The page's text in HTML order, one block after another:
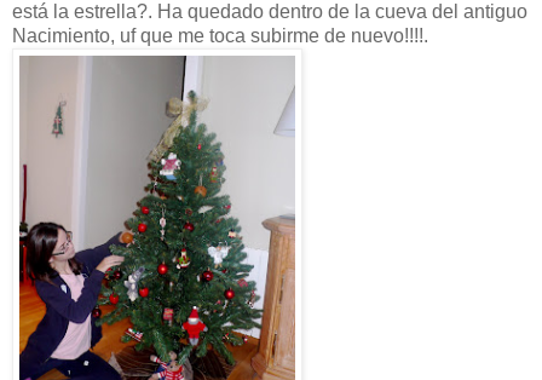
está la estrella?. Ha quedado dentro de la cueva del antiguo
Nacimiento, uf que me toca subirme de nuevo!!!!.